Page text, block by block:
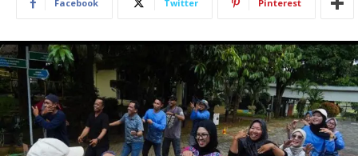
Facebook Twitter Pinterest